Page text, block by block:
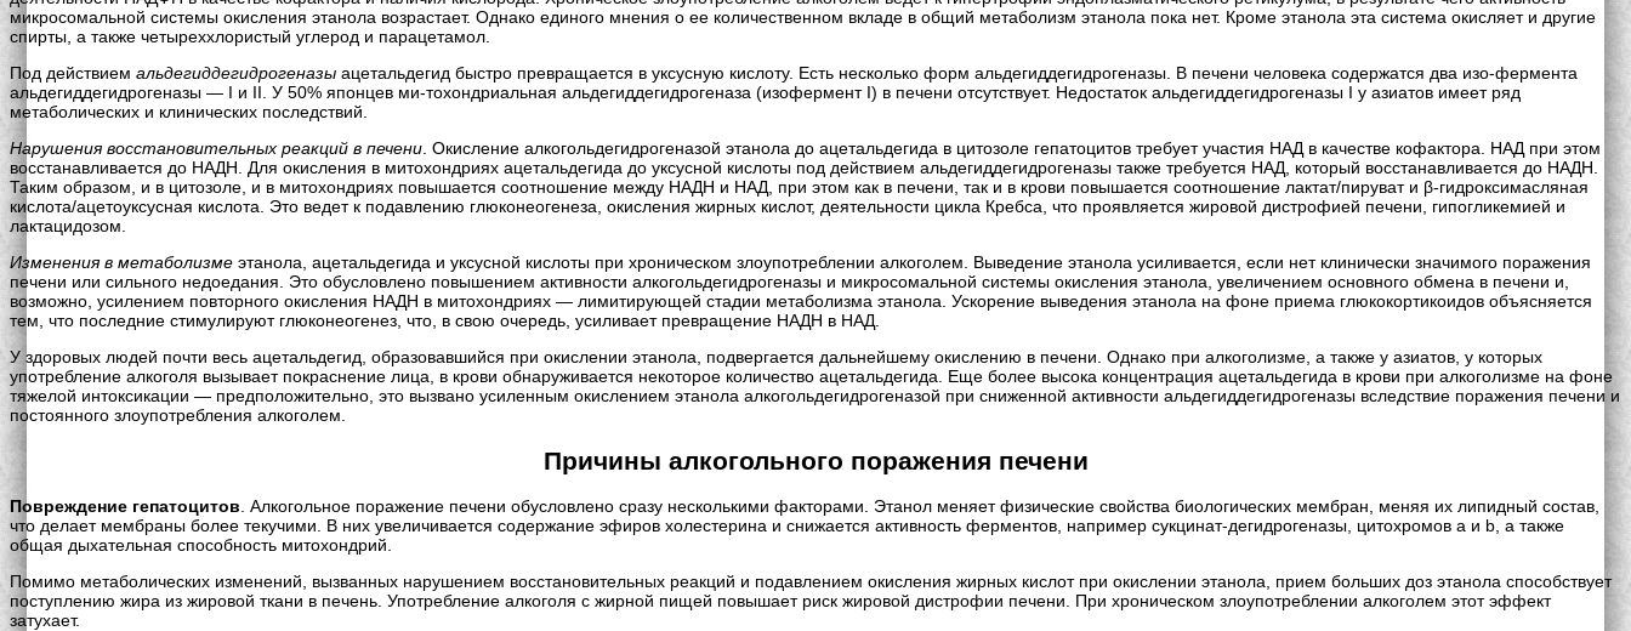
микросомальной системы окисления этанола возрастает. Однако единого мнения о ее количественном вкладе в общий метаболизм этанола пока нет. Кроме этанола эта система окисляет и другие
спирты, а также четыреххлористый углерод и парацетамол.
Под действием альдегиддегидрогеназы ацетальдегид быстро превращается в уксусную кислоту. Есть несколько форм альдегиддегидрогеназы. В печени человека содержатся два изо-фермента
альдегиддегидрогеназы — I и II. У 50% японцев ми-тохондриальная альдегиддегидрогеназа (изофермент I) в печени отсутствует. Недостаток альдегиддегидрогеназы I у азиатов имеет ряд
метаболических и клинических последствий.
Нарушения восстановительных реакций в печени . Окисление алкогольдегидрогеназой этанола до ацетальдегида в цитозоле гепатоцитов требует участия НАД в качестве кофактора. НАД при этом
восстанавливается до НАДН. Для окисления в митохондриях ацетальдегида до уксусной кислоты под действием альдегиддегидрогеназы также требуется НАД, который восстанавливается до НАДН.
Таким образом, и в цитозоле, и в митохондриях повышается соотношение между НАДН и НАД, при этом как в печени, так и в крови повышается соотношение лактат/пируват и β-гидроксимасляная
кислота/ацетоуксусная кислота. Это ведет к подавлению глюконеогенеза, окисления жирных кислот, деятельности цикла Кребса, что проявляется жировой дистрофией печени, гипогликемией и
лактацидозом.
Изменения в метаболизме этанола, ацетальдегида и уксусной кислоты при хроническом злоупотреблении алкоголем. Выведение этанола усиливается, если нет клинически значимого поражения
печени или сильного недоедания. Это обусловлено повышением активности алкогольдегидрогеназы и микросомальной системы окисления этанола, увеличением основного обмена в печени и,
возможно, усилением повторного окисления НАДН в митохондриях — лимитирующей стадии метаболизма этанола. Ускорение выведения этанола на фоне приема глюкокортикоидов объясняется
тем, что последние стимулируют глюконеогенез, что, в свою очередь, усиливает превращение НАДН в НАД.
У здоровых людей почти весь ацетальдегид, образовавшийся при окислении этанола, подвергается дальнейшему окислению в печени. Однако при алкоголизме, а также у азиатов, у которых
употребление алкоголя вызывает покраснение лица, в крови обнаруживается некоторое количество ацетальдегида. Еще более высока концентрация ацетальдегида в крови при алкоголизме на фоне
тяжелой интоксикации — предположительно, это вызвано усиленным окислением этанола алкогольдегидрогеназой при сниженной активности альдегиддегидрогеназы вследствие поражения печени и
постоянного злоупотребления алкоголем.
Причины алкогольного поражения печени
Повреждение гепатоцитов . Алкогольное поражение печени обусловлено сразу несколькими факторами. Этанол меняет физические свойства биологических мембран, меняя их липидный состав,
что делает мембраны более текучими. В них увеличивается содержание эфиров холестерина и снижается активность ферментов, например сукцинат-дегидрогеназы, цитохромов а и b, а также
общая дыхательная способность митохондрий.
Помимо метаболических изменений, вызванных нарушением восстановительных реакций и подавлением окисления жирных кислот при окислении этанола, прием больших доз этанола способствует
поступлению жира из жировой ткани в печень. Употребление алкоголя с жирной пищей повышает риск жировой дистрофии печени. При хроническом злоупотреблении алкоголем этот эффект
затухает.